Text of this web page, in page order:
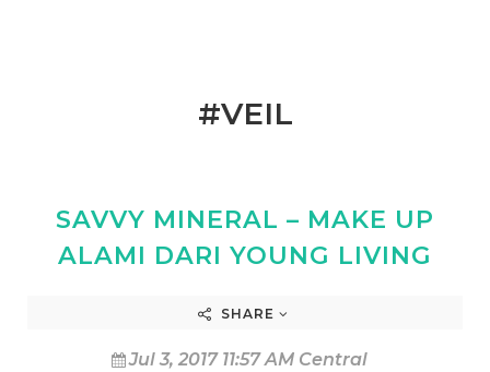
#VEIL
SAVVY MINERAL – MAKE UP
ALAMI DARI YOUNG LIVING
SHARE
Jul 3, 2017 11:57 AM Central